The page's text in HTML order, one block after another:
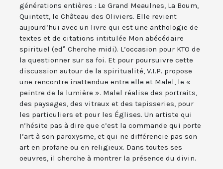
générations entières : Le Grand Meaulnes, La Boum,
Quintett, le Château des Oliviers. Elle revient
aujourd’hui avec un livre qui est une anthologie de
textes et de citations intitulée Mon abécédaire
spirituel (ed° Cherche midi). L’occasion pour KTO de
la questionner sur sa foi. Et pour poursuivre cette
discussion autour de la spiritualité, V.I.P. propose
une rencontre inattendue entre elle et Malel, le «
peintre de la lumière ». Malel réalise des portraits,
des paysages, des vitraux et des tapisseries, pour
les particuliers et pour les Églises. Un artiste qui
n’hésite pas à dire que c’est la commande qui porte
l’art à son paroxysme, et qui ne différencie pas son
art en profane ou en religieux. Dans toutes ses
oeuvres, il cherche à montrer la présence du divin.